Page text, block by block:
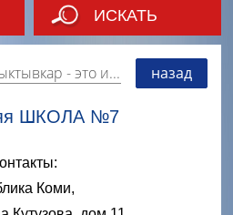
ИСКАТЬ
- это информация о событиях, мероприятиях и торгово-коммерческой деятельности города. Страницу наполняют платные и бесплатные объявления, имеющие функцию "поднятия вверх списка". назад
ШКОЛА №7
Коми,